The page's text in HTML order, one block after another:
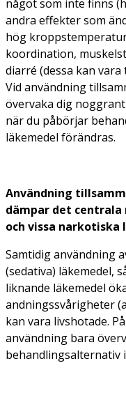
något som inte finns
andra effekter som
hög
koordination,
diarré (dessa kan
Vid användning
övervaka dig
när du påbörjar
läkemedel förändras.
Användning
dämpar det
och vissa narkotiska
Samtidig användning
(sedativa) läkemedel,
liknande läkemedel
andningssvårigheter
kan vara livshotade.
användning bara
behandlingsalternativ